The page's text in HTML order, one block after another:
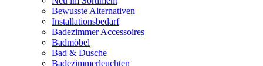
Bewusste Alternativen
Installationsbedarf
Badezimmer Accessoires
Badmöbel
Bad & Dusche
Badezimmerleuchten